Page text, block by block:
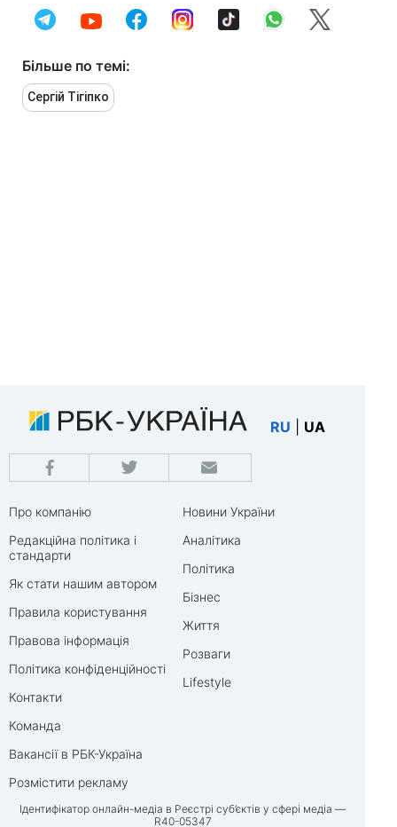
Більше по темі:
Сергій Тігіпко
RU UA
Про компанію
Редакційна політика і
стандарти
Як стати нашим автором
Правила користування
Правова інформація
Політика конфіденційності
Контакти
Команда
Вакансії в РБК-Україна
Розмістити рекламу
Новини України
Аналітика
Політика
Бізнес
Життя
Розваги
Lifestyle
Ідентифікатор онлайн-медіа в Реєстрі суб’єктів у сфері медіа —
R40-05347